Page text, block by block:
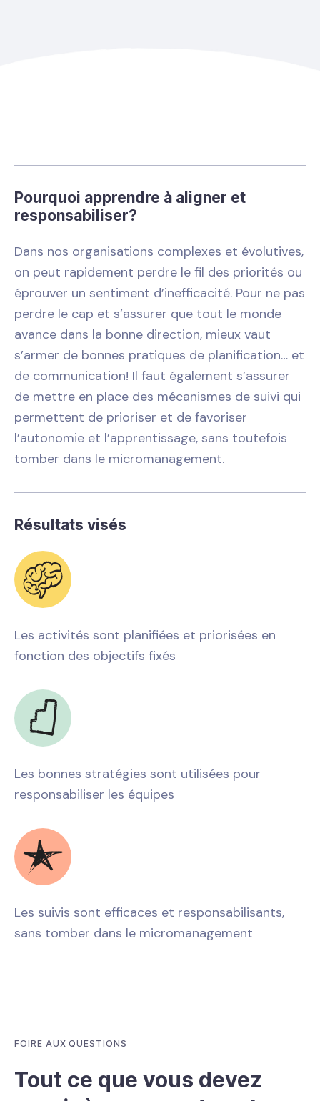
Pourquoi apprendre à aligner et
responsabiliser?
Dans nos organisations complexes et évolutives,
on peut rapidement perdre le fil des priorités ou
éprouver un sentiment d’inefficacité. Pour ne pas
perdre le cap et s’assurer que tout le monde
avance dans la bonne direction, mieux vaut
s’armer de bonnes pratiques de planification… et
de communication! Il faut également s’assurer
de mettre en place des mécanismes de suivi qui
permettent de prioriser et de favoriser
l’autonomie et l’apprentissage, sans toutefois
tomber dans le micromanagement.
Résultats visés
Les activités sont planifiées et priorisées en
fonction des objectifs fixés
Les bonnes stratégies sont utilisées pour
responsabiliser les équipes
Les suivis sont efficaces et responsabilisants,
sans tomber dans le micromanagement
FOIRE AUX QUESTIONS
Tout ce que vous devez